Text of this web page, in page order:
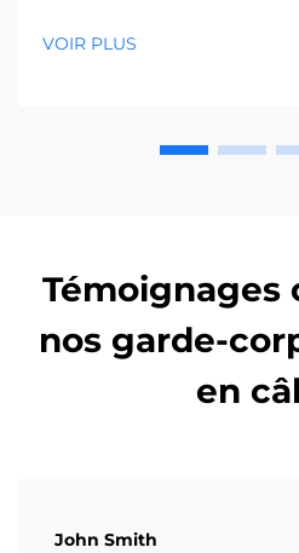
dès maintenant.
VOIR PLUS
Témoignages
nos garde-
en
John Smith